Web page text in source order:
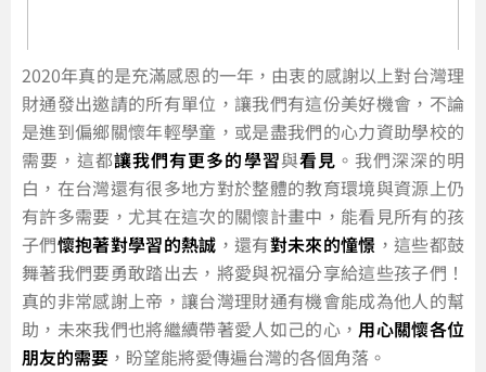
2020年真的是充滿感恩的一年，由衷的感謝以上對台灣理
財通發出邀請的所有單位，讓我們有這份美好機會，不論
是進到偏鄉關懷年輕學童，或是盡我們的心力資助學校的
需要，這都讓我們有更多的學習與看見 。我們深深的明
白，在台灣還有很多地方對於整體的教育環境與資源上仍
有許多需要，尤其在這次的關懷計畫中，能看見所有的孩
子們懷抱著對學習的熱誠 ，還有對未來的憧憬 ，這些都鼓
舞著我們要勇敢踏出去，將愛與祝福分享給這些孩子們！
真的非常感謝上帝，讓台灣理財通有機會能成為他人的幫
助，未來我們也將繼續帶著愛人如己的心， 用心關懷各位
朋友的需要 ，盼望能將愛傳遍台灣的各個角落。